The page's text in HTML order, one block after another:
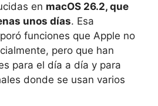
en macOS 26.2, que
unos días. Esa
funciones que Apple no
pero que han
para el día a día y para
donde se usan varios